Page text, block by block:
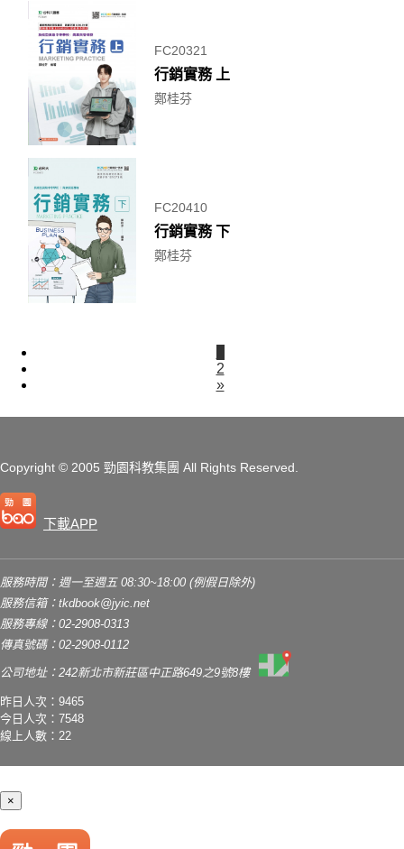
FC20321
行銷實務 上
鄭桂芬
FC20410
行銷實務 下
鄭桂芬
2
»
Copyright © 2005 勁園科教集團 All Rights Reserved.
下載APP
服務時間：週一至週五 08:30~18:00 (例假日除外)
服務信箱： tkdbook@jyic.net
服務專線：02-2908-0313
傳真號碼：02-2908-0112
公司地址：242新北市新莊區中正路649之9號8樓
昨日人次：9465
今日人次：7548
線上人數：22
×